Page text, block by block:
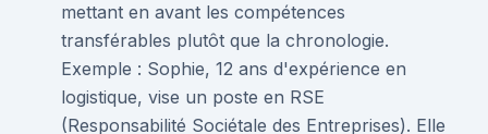
mettant en avant les compétences
transférables plutôt que la chronologie.
Exemple : Sophie, 12 ans d'expérience en
logistique, vise un poste en RSE
(Responsabilité Sociétale des Entreprises). Elle